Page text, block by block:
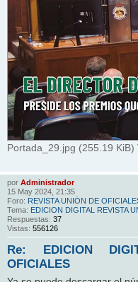
Portada_29.jpg (255.19
por Administrador
15 May 2024, 21:35
Foro: REVISTA UNIÓN DE
Tema: EDICION DIGITAL REVISTA
Respuestas: 37
Vistas: 556126
Re: EDICION
OFICIALES